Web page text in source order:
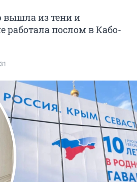
из тени и
работала послом в Кабо-